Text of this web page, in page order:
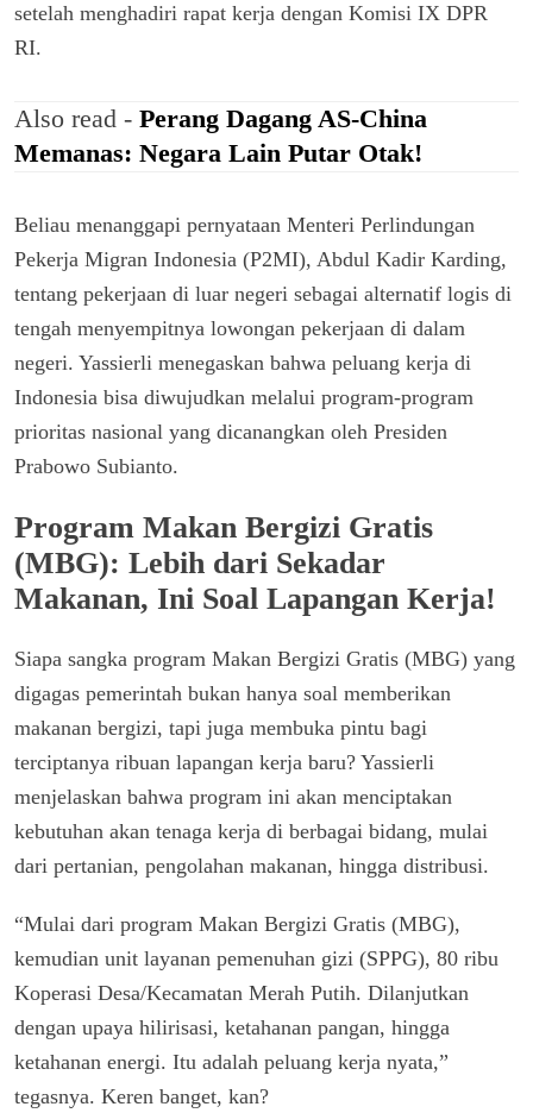
setelah menghadiri rapat kerja dengan Komisi IX DPR
RI.
Also read - Perang Dagang AS-China
Memanas: Negara Lain Putar Otak!
Beliau menanggapi pernyataan Menteri Perlindungan
Pekerja Migran Indonesia (P2MI), Abdul Kadir Karding,
tentang pekerjaan di luar negeri sebagai alternatif logis di
tengah menyempitnya lowongan pekerjaan di dalam
negeri. Yassierli menegaskan bahwa peluang kerja di
Indonesia bisa diwujudkan melalui program-program
prioritas nasional yang dicanangkan oleh Presiden
Prabowo Subianto.
Program Makan Bergizi Gratis
(MBG): Lebih dari Sekadar
Makanan, Ini Soal Lapangan Kerja!
Siapa sangka program Makan Bergizi Gratis (MBG) yang
digagas pemerintah bukan hanya soal memberikan
makanan bergizi, tapi juga membuka pintu bagi
terciptanya ribuan lapangan kerja baru? Yassierli
menjelaskan bahwa program ini akan menciptakan
kebutuhan akan tenaga kerja di berbagai bidang, mulai
dari pertanian, pengolahan makanan, hingga distribusi.
“Mulai dari program Makan Bergizi Gratis (MBG),
kemudian unit layanan pemenuhan gizi (SPPG), 80 ribu
Koperasi Desa/Kecamatan Merah Putih. Dilanjutkan
dengan upaya hilirisasi, ketahanan pangan, hingga
ketahanan energi. Itu adalah peluang kerja nyata,”
tegasnya. Keren banget, kan?